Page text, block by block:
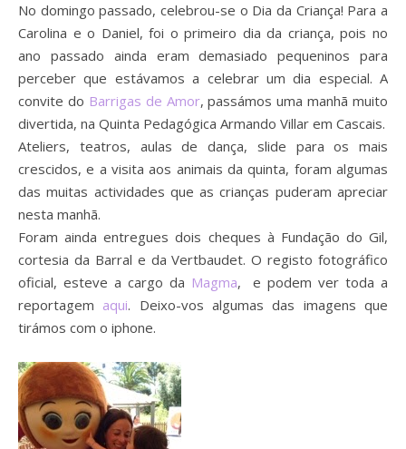
No domingo passado, celebrou-se o Dia da Criança! Para a
Carolina e o Daniel, foi o primeiro dia da criança, pois no
ano passado ainda eram demasiado pequeninos para
perceber que estávamos a celebrar um dia especial. A
convite do Barrigas de Amor, passámos uma manhã muito
divertida, na Quinta Pedagógica Armando Villar em Cascais.
Ateliers, teatros, aulas de dança, slide para os mais
crescidos, e a visita aos animais da quinta, foram algumas
das muitas actividades que as crianças puderam apreciar
nesta manhã.
Foram ainda entregues dois cheques à Fundação do Gil,
cortesia da Barral e da Vertbaudet. O registo fotográfico
oficial, esteve a cargo da Magma, e podem ver toda a
reportagem aqui. Deixo-vos algumas das imagens que
tirámos com o iphone.